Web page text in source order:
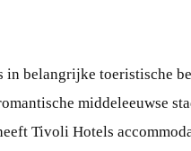
belangrijke toeristische
middeleeuwse
Tivoli Hotels